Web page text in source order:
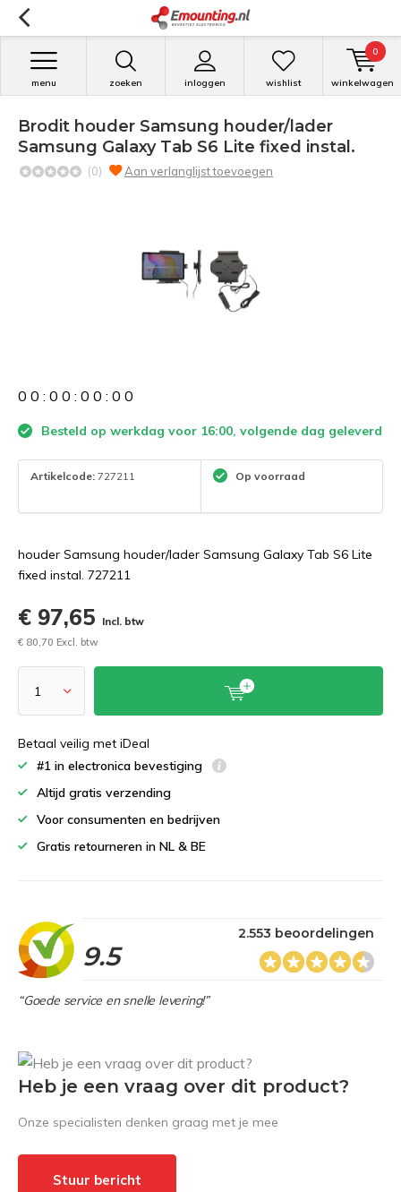
zoeken inloggen
menu wishlist winkelwagen
0
Brodit houder Samsung houder/lader
Samsung Galaxy Tab S6 Lite fixed instal.
(0) Aan verlanglijst toevoegen
0 0 : 0 0 : 0 0 : 0 0
Besteld op werkdag voor 16:00, volgende dag geleverd
Artikelcode: 727211 Op voorraad
houder Samsung houder/lader Samsung Galaxy Tab S6 Lite
fixed instal. 727211
€ 97,65
Incl. btw
€ 80,70 Excl. btw
Betaal veilig met iDeal
#1 in electronica bevestiging
Altijd gratis verzending
Voor consumenten en bedrijven
Gratis retourneren in NL & BE
9.5
2.553 beoordelingen
“Goede service en snelle levering!”
Heb je een vraag over dit product?
Onze specialisten denken graag met je mee
Stuur bericht